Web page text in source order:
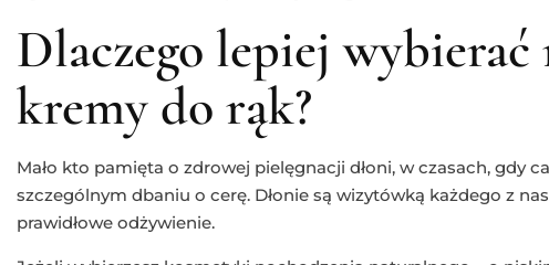
Dlaczego lepiej
kremy do rąk?
Mało kto pamięta o zdrowej pielęgnacji dłoni, w czasach, gdy
szczególnym dbaniu o cerę. Dłonie są wizytówką każdego z
prawidłowe odżywienie.